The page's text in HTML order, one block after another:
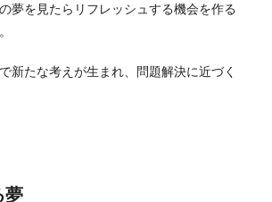
夢を見たらリフレッシュする機会を作る
新たな考えが生まれ、問題解決に近づく
夢